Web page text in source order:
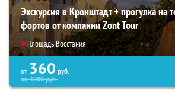
Экскурсия в Кронштадт + прогулка на
фортов от компании Zont Tour
Площадь Восстания
от 360 руб.
до3980руб.